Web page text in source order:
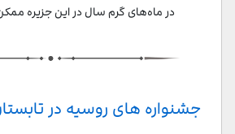
در ماه‌های گرم سال در این جزیره
جشنواره های روسیه در